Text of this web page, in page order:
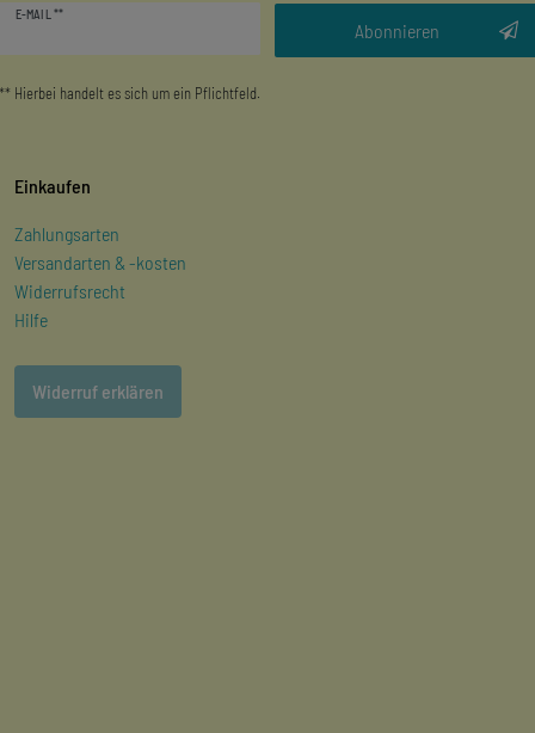
E-MAIL **
Abonnieren
** Hierbei handelt es sich um ein Pflichtfeld.
Einkaufen
Zahlungsarten
Versandarten & -kosten
Widerrufsrecht
Hilfe
Widerruf erklären